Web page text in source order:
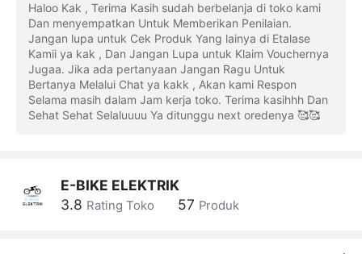
Haloo Kak , Terima Kasih sudah berbelanja di toko kami
Dan menyempatkan Untuk Memberikan Penilaian.
Jangan lupa untuk Cek Produk Yang lainya di Etalase
Kamii ya kak , Dan Jangan Lupa untuk Klaim Vouchernya
Jugaa. Jika ada pertanyaan Jangan Ragu Untuk
Bertanya Melalui Chat ya kakk , Akan kami Respon
Selama masih dalam Jam kerja toko. Terima kasihhh Dan
Sehat Sehat Selaluuuu Ya ditunggu next oredenya 🥰🥰
E-BIKE ELEKTRIK
3.8 Rating Toko 57 Produk